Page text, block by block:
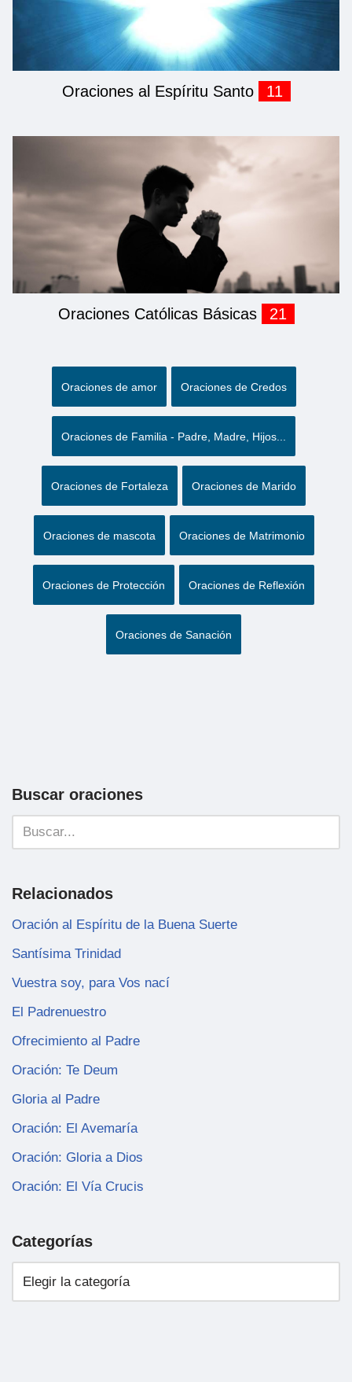
Oraciones al Espíritu Santo 11
Oraciones Católicas Básicas 21
Oraciones de amor Oraciones de Credos
Oraciones de Familia - Padre, Madre, Hijos...
Oraciones de Fortaleza Oraciones de Marido
Oraciones de mascota Oraciones de Matrimonio
Oraciones de Protección Oraciones de Reflexión
Oraciones de Sanación
Buscar oraciones
Relacionados
Oración al Espíritu de la Buena Suerte
Santísima Trinidad
Vuestra soy, para Vos nací
El Padrenuestro
Ofrecimiento al Padre
Oración: Te Deum
Gloria al Padre
Oración: El Avemaría
Oración: Gloria a Dios
Oración: El Vía Crucis
Categorías